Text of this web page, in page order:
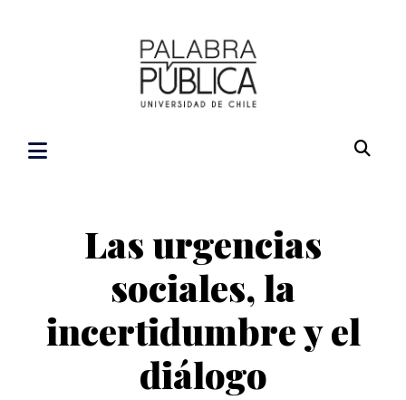
Las urgencias
sociales, la
incertidumbre y el
diálogo